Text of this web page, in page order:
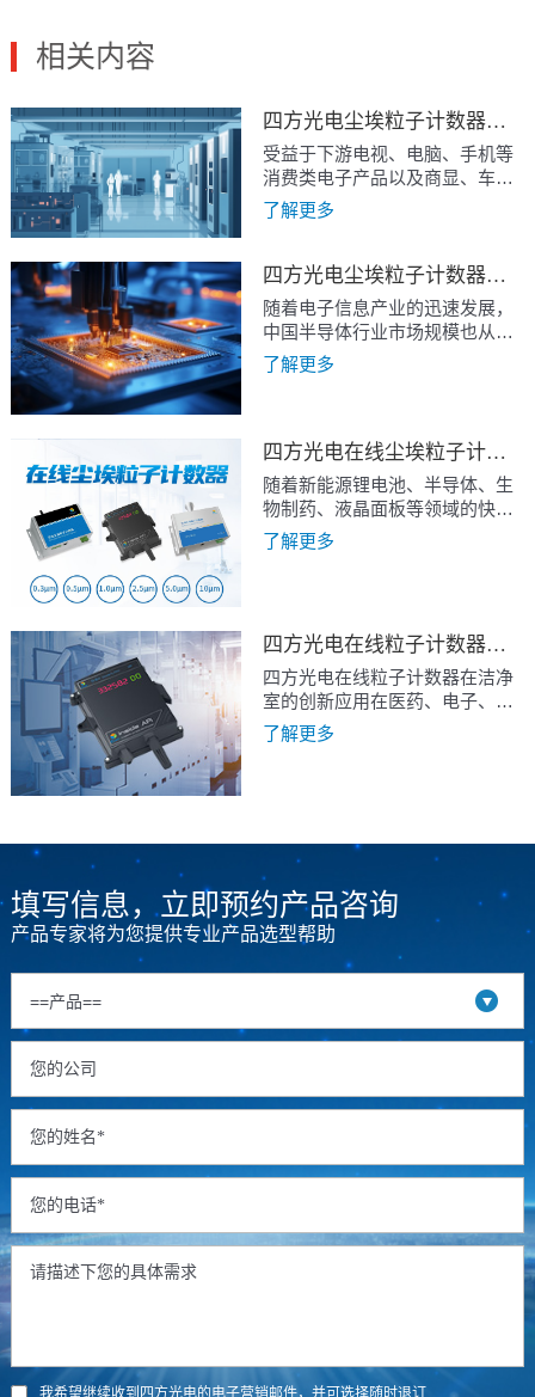
相关内容
四方光电尘埃粒子计数器精准监测微粒污染，助力显示面板制程良率提升
受益于下游电视、电脑、手机等
消费类电子产品以及商显、车
载、医疗等专显产品需求的推
动，近年来中国显示面板市场规
2984亿元增长至2023的5694亿
元，但整体增速逐步趋缓，市场
竞争进一步加剧。中大尺寸市场
仍由LCD技术主导，但竞争格局
较为固定，需要进一步提升产品
熟，占领小尺寸市场，但与LCD
相比在工艺成熟度和产品良率上
仍有较大的提升空间。综上，在
LCD和OLED面板的制造中，产
品良率提升都是下一阶段需要迫
了解更多
四方光电尘埃粒子计数器在半导体洁净生产中的应用
随着电子信息产业的迅速发展，
中国半导体行业市场规模也从
2017年的1315亿美元增长至2022
年的1820亿美元。基于半导体产
造商预计2024 年将新开18座晶圆
厂，产能将从760万片推升至860
万片。在半导体国产化趋势下，
国内晶圆厂的扩张也有望带动半
导体配套设备的国产替代需求，
了解更多
四方光电在线尘埃粒子计数器，洁净室环境监测的“火眼金睛”
随着新能源锂电池、半导体、生
物制药、液晶面板等领域的快速
发展，对生产环境的洁净度提出
了更高的要求，有效控制洁净室
后，都需要对其性能和合理性进
行综合评价分析。那么，企业为
了满足生产条件搭建符合标准要
求的洁净室环境，该如何实现对
尘埃粒子的监测呢？
了解更多
四方光电在线粒子计数器在洁净室的创新应用
四方光电在线粒子计数器在洁净
室的创新应用在医药、电子、食
品、航空航天、生物工程、精密
加工等领域，相关生产作业过程
准。客户一般采用粒子计数器来
针对作业环境进行检测，在国内
相关检测设备需要符合国家计量
总局颁布的JJF1190-2008《尘埃
粒子计数器校准规范》规程的技
了解更多
填写信息，立即预约产品咨询
产品专家将为您提供专业产品选型帮助
我希望继续收到四方光电的电子营销邮件，并可选择随时退订